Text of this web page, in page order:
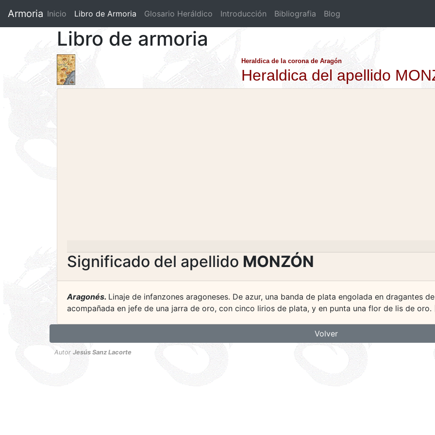
Armoria Inicio Libro de Armoria (current)
Glosario Heráldico Introducción Bibliografia Blog
Libro de armoria
Heraldica de la corona de Aragón
Heraldica del apellido
Significado del apellido MONZÓN
Aragonés. Linaje de infanzones aragoneses. De azur, una banda de plata engolada en dragantes
acompañada en jefe de una jarra de oro, con cinco lirios de plata, y en punta una flor de lis de oro.
Volver
Autor Jesús Sanz Lacorte